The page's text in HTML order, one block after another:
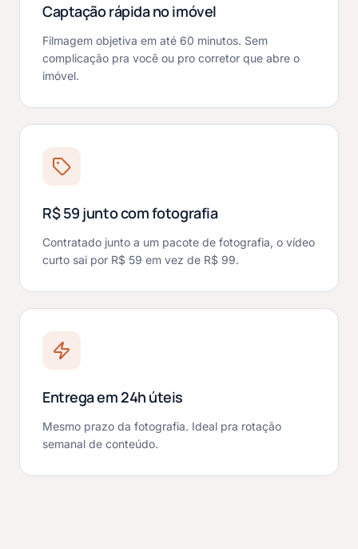
Captação rápida no imóvel
Filmagem objetiva em até 60 minutos. Sem
complicação pra você ou pro corretor que abre o
imóvel.
R$ 59 junto com fotografia
Contratado junto a um pacote de fotografia, o vídeo
curto sai por R$ 59 em vez de R$ 99.
Entrega em 24h úteis
Mesmo prazo da fotografia. Ideal pra rotação
semanal de conteúdo.